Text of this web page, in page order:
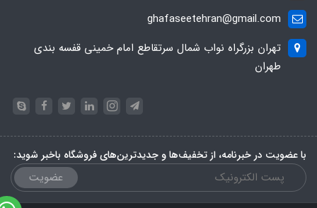
ghafaseetehran@gmail.com
تهران بزرگراه نواب شمال سرتقاطع امام خمینی قفسه بندی
طهران
با عضویت در خبرنامه، از تخفیف‌ها و جدیدترین‌های فروشگاه باخبر شوید:
عضویت